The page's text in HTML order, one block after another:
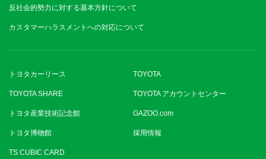
反社会的勢力に対する基本方針について
カスタマーハラスメントへの対応について
トヨタカーリース TOYOTA
TOYOTA SHARE TOYOTA アカウントセンター
トヨタ産業技術記念館 GAZOO.com
トヨタ博物館 採用情報
TS CUBIC CARD